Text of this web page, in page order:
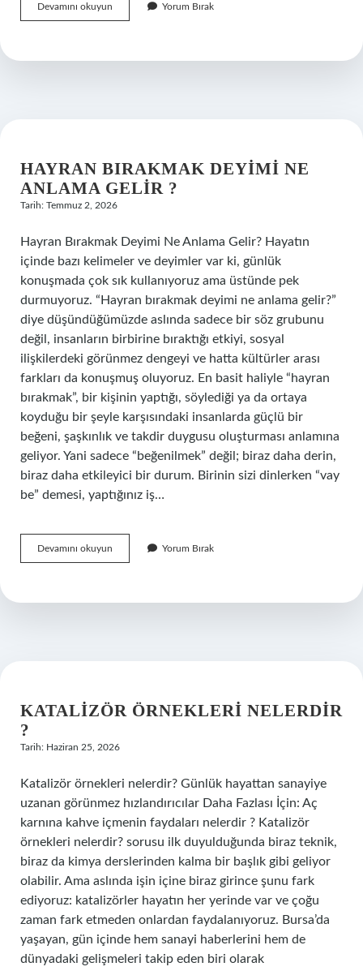
Devamını okuyun Keynes’in
para
?
Yorum Bırak
HAYRAN BIRAKMAK DEYIMI NE
ANLAMA GELIR ?
Tarih: Temmuz 2, 2026
Hayran Bırakmak Deyimi Ne Anlama Gelir? Hayatın
içinde bazı kelimeler ve deyimler var ki, günlük
konuşmada çok sık kullanıyoruz ama üstünde pek
durmuyoruz. “Hayran bırakmak deyimi ne anlama gelir?”
diye düşündüğümüzde aslında sadece bir söz grubunu
değil, insanların birbirine bıraktığı etkiyi, sosyal
ilişkilerdeki görünmez dengeyi ve hatta kültürler arası
farkları da konuşmuş oluyoruz. En basit haliyle “hayran
bırakmak”, bir kişinin yaptığı, söylediği ya da ortaya
koyduğu bir şeyle karşısındaki insanlarda güçlü bir
beğeni, şaşkınlık ve takdir duygusu oluşturması anlamına
geliyor. Yani sadece “beğenilmek” değil; biraz daha derin,
biraz daha etkileyici bir durum. Birinin sizi dinlerken “vay
be” demesi, yaptığınız iş…
Devamını okuyun
bırakmak
anlama
Yorum Bırak
KATALIZÖR ÖRNEKLERI NELERDIR
?
Tarih: Haziran 25, 2026
Katalizör örnekleri nelerdir? Günlük hayattan sanayiye
uzanan görünmez hızlandırıcılar Daha Fazlası İçin: Aç
karnına kahve içmenin faydaları nelerdir ? Katalizör
örnekleri nelerdir? sorusu ilk duyulduğunda biraz teknik,
biraz da kimya derslerinden kalma bir başlık gibi geliyor
olabilir. Ama aslında işin içine biraz girince şunu fark
ediyoruz: katalizörler hayatın her yerinde var ve çoğu
zaman fark etmeden onlardan faydalanıyoruz. Bursa’da
yaşayan, gün içinde hem sanayi haberlerini hem de
dünyadaki gelişmeleri takip eden biri olarak